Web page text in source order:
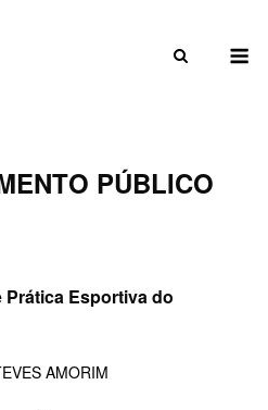
PÚBLICO
Prática Esportiva do
AMORIM